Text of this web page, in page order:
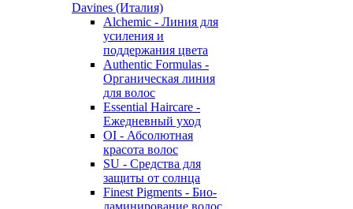
Davines (Италия)
Alchemic - Линия для
усиления и
поддержания цвета
Authentic Formulas -
Органическая линия
для волос
Essential Haircare -
Eжедневный уход
OI - Абсолютная
красота волос
SU - Средства для
защиты от солнца
Finest Pigments - Био-
ламинирование волос